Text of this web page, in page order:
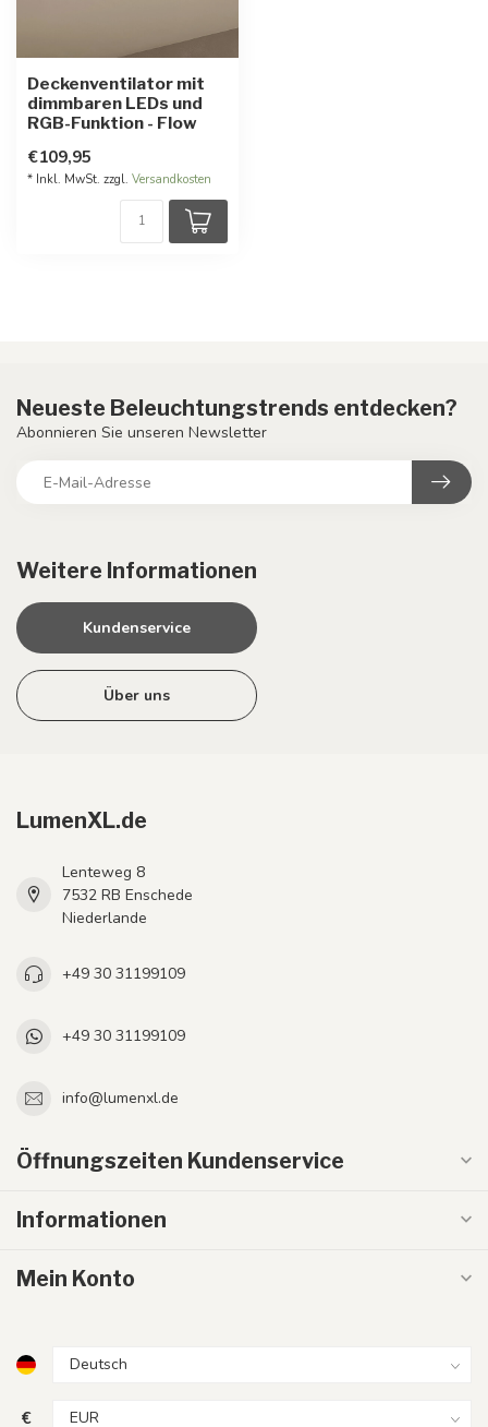
Deckenventilator mit
dimmbaren LEDs und
RGB-Funktion - Flow
€109,95
* Inkl. MwSt. zzgl. Versandkosten
Weitere Informationen
Kundenservice
Über uns
Neueste Beleuchtungstrends entdecken?
Abonnieren Sie unseren Newsletter
LumenXL.de
Lenteweg 8
7532 RB Enschede
Niederlande
+49 30 31199109
+49 30 31199109
info@lumenxl.de
Öffnungszeiten Kundenservice
Informationen
Mein Konto
€